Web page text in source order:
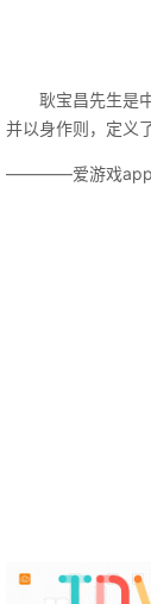
耿宝昌先生是中
并以身作则，定义
————爱游戏app